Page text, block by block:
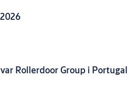
Rollerdoor Group i Portugal